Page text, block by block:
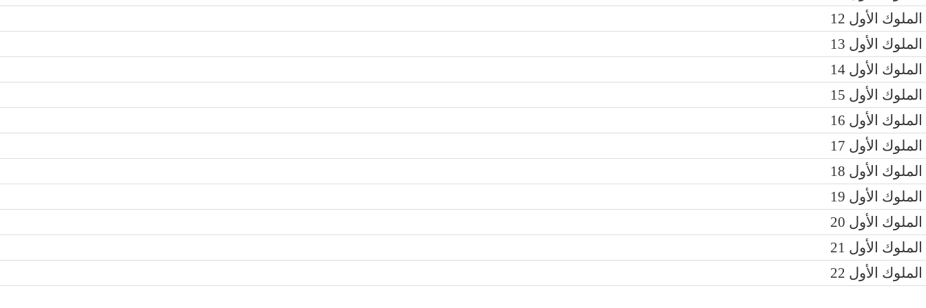
الملوك الأول 12
الملوك الأول 13
الملوك الأول 14
الملوك الأول 15
الملوك الأول 16
الملوك الأول 17
الملوك الأول 18
الملوك الأول 19
الملوك الأول 20
الملوك الأول 21
الملوك الأول 22